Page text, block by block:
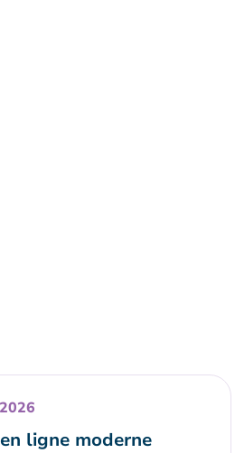
ligne moderne